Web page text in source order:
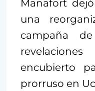
Manafort
una
campaña
encubierto
prorruso en